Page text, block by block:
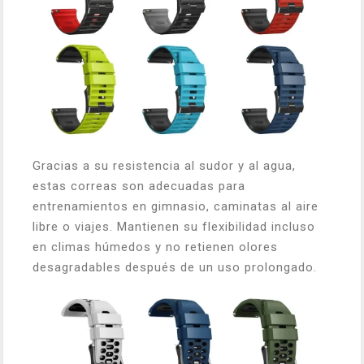
Gracias a su resistencia al sudor y al agua,
estas correas son adecuadas para
entrenamientos en gimnasio, caminatas al aire
libre o viajes. Mantienen su flexibilidad incluso
en climas húmedos y no retienen olores
desagradables después de un uso prolongado.